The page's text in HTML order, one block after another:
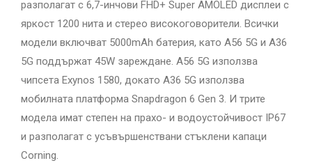
разполагат с 6,7-инчови FHD+ Super AMOLED дисплеи с
яркост 1200 нита и стерео високоговорители. Всички
модели включват 5000mAh батерия, като A56 5G и A36
5G поддържат 45W зареждане. A56 5G използва
чипсета Exynos 1580, докато A36 5G използва
мобилната платформа Snapdragon 6 Gen 3. И трите
модела имат степен на прахо- и водоустойчивост IP67
и разполагат с усъвършенствани стъклени капаци
Corning.